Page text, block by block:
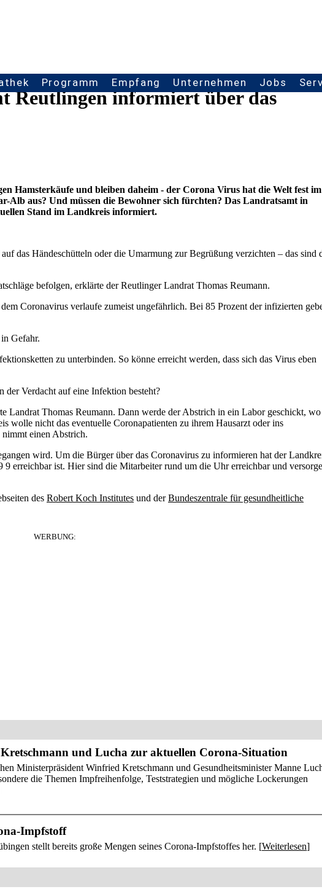
Programm Empfang Unternehmen Jobs
Reutlingen informiert über das
Hamsterkäufe und bleiben daheim - der Corona Virus hat die Welt fest im
Alb aus? Und müssen die Bewohner sich fürchten? Das Landratsamt in
Stand im Landkreis informiert.
das Händeschütteln oder die Umarmung zur Begrüßung verzichten – das sind
befolgen, erklärte der Reutlinger Landrat Thomas Reumann.
Coronavirus verlaufe zumeist ungefährlich. Bei 85 Prozent der infizierten
Gefahr.
zu unterbinden. So könne erreicht werden, dass sich das Virus eben
der Verdacht auf eine Infektion besteht?
Landrat Thomas Reumann. Dann werde der Abstrich in ein Labor geschickt, wo
wolle nicht das eventuelle Coronapatienten zu ihrem Hausarzt oder ins
einen Abstrich.
wird. Um die Bürger über das Coronavirus zu informieren hat der
erreichbar ist. Hier sind die Mitarbeiter rund um die Uhr erreichbar und
des Robert Koch Institutes und derBundeszentrale für gesundheitliche
WERBUNG:
und Lucha zur aktuellen Corona-Situation
Ministerpräsident Winfried Kretschmann und Gesundheitsminister Manne
die Themen Impfreihenfolge, Teststrategien und mögliche Lockerungen
Impfstoff
stellt bereits große Mengen seines Corona-Impfstoffes her. [Weiterlesen]